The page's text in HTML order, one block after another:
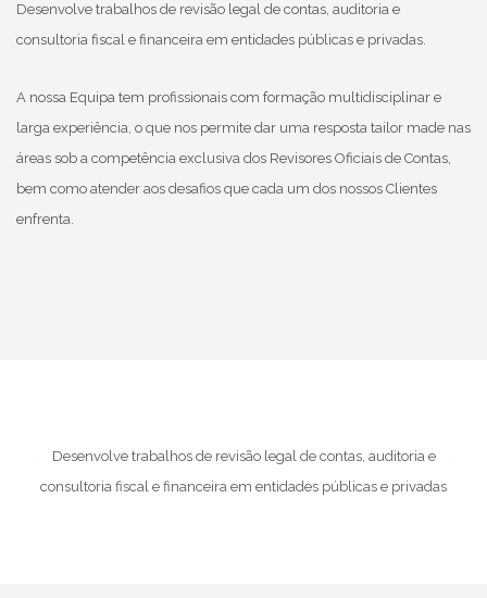
Desenvolve trabalhos de revisão legal de contas, auditoria e
consultoria fiscal e financeira em entidades públicas e privadas.
A nossa Equipa tem profissionais com formação multidisciplinar e
larga experiência, o que nos permite dar uma resposta tailor made nas
áreas sob a competência exclusiva dos Revisores Oficiais de Contas,
bem como atender aos desafios que cada um dos nossos Clientes
enfrenta.
Desenvolve trabalhos de revisão legal de contas, auditoria e
consultoria fiscal e financeira em entidades públicas e privadas